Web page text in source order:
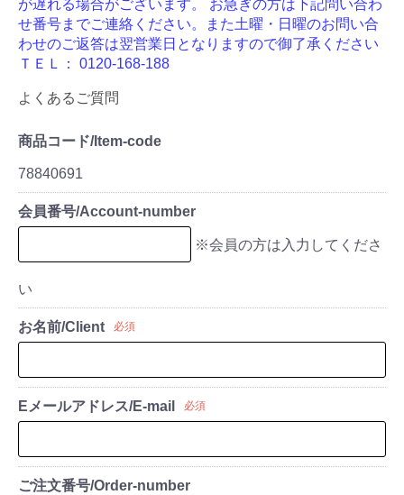
が遅れる場合がございます。
お急ぎの方は下記問い合わ
せ番号までご連絡ください。また土曜・日曜のお問い合
わせのご返答は翌営業日となりますので御了承ください
ＴＥＬ： 0120-168-188
よくあるご質問
商品コード/Item-code
78840691
会員番号/Account-number
※会員の方は入力してくださ
い
お名前/Client 必須
Eメールアドレス/E-mail 必須
ご注文番号/Order-number